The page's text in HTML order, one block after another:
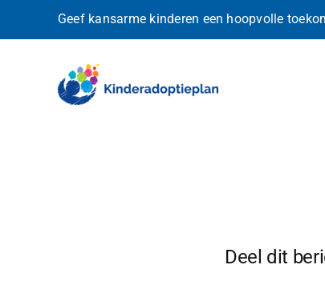
Geef kansarme kinderen een hoopvolle
Deel dit